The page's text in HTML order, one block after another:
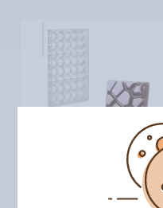
PROFESJONALNA FORMA
DO PRALIN - 6 SZT [2013]